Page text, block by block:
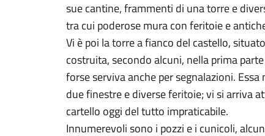
sue cantine, frammenti di una torre e
tra cui poderose mura con feritoie e
Vi è poi la torre a fianco del castello,
costruita, secondo alcuni, nella prima
forse serviva anche per segnalazioni.
due finestre e diverse feritoie; vi si arriva
cartello oggi del tutto impraticabile.
Innumerevoli sono i pozzi e i cunicoli,